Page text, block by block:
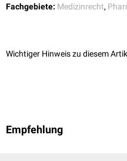
siehe auch:Arzneibuch
Fachgebiete: Medizinrecht,
Wichtiger Hinweis zu diesem
Empfehlung